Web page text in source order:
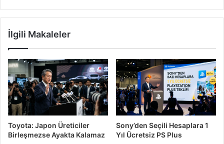
İlgili Makaleler
Toyota: Japon Üreticiler
Birleşmezse Ayakta Kalamaz
Sony’den Seçili Hesaplara 1
Yıl Ücretsiz PS Plus